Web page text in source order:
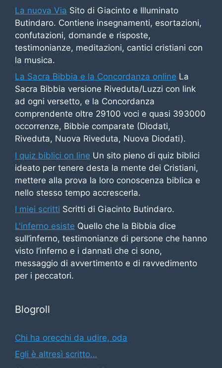
La nuova Via Sito di Giacinto e Illuminato
Butindaro. Contiene insegnamenti, esortazioni,
confutazioni, domande e risposte,
testimonianze, meditazioni, cantici cristiani con
la musica.
La Sacra Bibbia e la Concordanza online La
Sacra Bibbia versione Riveduta/Luzzi con link
ad ogni versetto, e la Concordanza
comprendente oltre 29100 voci e quasi 393000
occorrenze, Bibbie comparate (Diodati,
Riveduta, Nuova Riveduta, Nuova Diodati).
I quiz biblici on line Un sito pieno di quiz biblici
ideato per tenere desta la mente dei Cristiani,
mettere alla prova la loro conoscenza biblica e
nello stesso tempo accrescerla.
I miei scritti Scritti di Giacinto Butindaro.
L'inferno esiste Quello che la Bibbia dice
sull’inferno, testimonianze di persone che hanno
visto l’inferno e i dannati che ci sono,
messaggio di avvertimento e di ravvedimento
per i peccatori.
Blogroll
Chi ha orecchi da udire, oda
Egli è altresì scritto…